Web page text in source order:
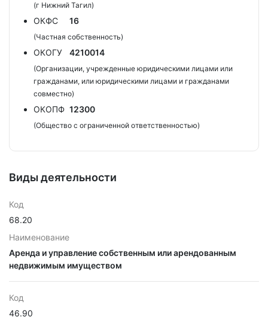
(г Нижний Тагил)
ОКФС 16
(Частная собственность)
ОКОГУ 4210014
(Организации, учрежденные юридическими лицами или
гражданами, или юридическими лицами и гражданами
совместно)
ОКОПФ 12300
(Общество с ограниченной ответственностью)
Виды деятельности
Код
68.20
Наименование
Аренда и управление собственным или арендованным
недвижимым имуществом
Код
46.90